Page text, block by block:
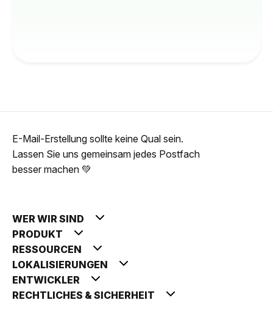
E-Mail-Erstellung sollte keine Qual sein.
Lassen Sie uns gemeinsam jedes Postfach
besser machen 💚
WER WIR SIND
PRODUKT
RESSOURCEN
LOKALISIERUNGEN
ENTWICKLER
RECHTLICHES & SICHERHEIT